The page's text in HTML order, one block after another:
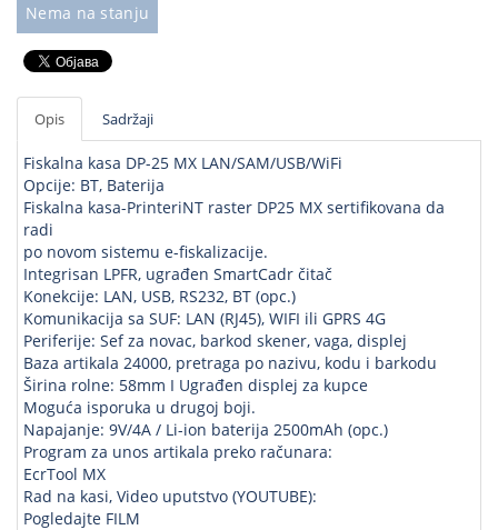
Nema na stanju
Opis Sadržaji
Fiskalna kasa DP-25 MX LAN/SAM/USB/WiFi
Opcije: BT, Baterija
Fiskalna kasa-PrinteriNT raster DP25 MX sertifikovana da
radi
po novom sistemu e-fiskalizacije.
Integrisan LPFR, ugrađen SmartCadr čitač
Konekcije: LAN, USB, RS232, BT (opc.)
Komunikacija sa SUF: LAN (RJ45), WIFI ili GPRS 4G
Periferije: Sef za novac, barkod skener, vaga, displej
Baza artikala 24000, pretraga po nazivu, kodu i barkodu
Širina rolne: 58mm I Ugrađen displej za kupce
Moguća isporuka u drugoj boji.
Napajanje: 9V/4A / Li-ion baterija 2500mAh (opc.)
Program za unos artikala preko računara:
EcrTool MX
Rad na kasi, Video uputstvo (YOUTUBE):
Pogledajte FILM